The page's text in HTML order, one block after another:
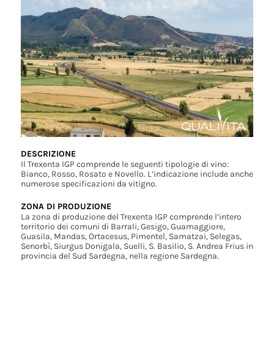
DESCRIZIONE
Il Trexenta IGP comprende le seguenti tipologie di vino:
Bianco, Rosso, Rosato e Novello. L’indicazione include anche
numerose specificazioni da vitigno.
ZONA DI PRODUZIONE
La zona di produzione del Trexenta IGP comprende l’intero
territorio dei comuni di Barrali, Gesigo, Guamaggiore,
Guasila, Mandas, Ortacesus, Pimentel, Samatzai, Selegas,
Senorbì, Siurgus Donigala, Suelli, S. Basilio, S. Andrea Frius in
provincia del Sud Sardegna, nella regione Sardegna.